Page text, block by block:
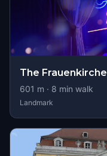
The Frauenkirche
601 m · 8 min walk
Landmark